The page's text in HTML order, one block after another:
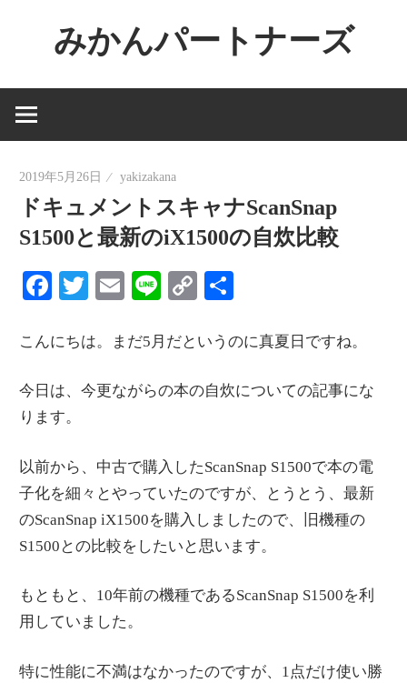
ン
へ
みかんパートナーズ
ー
ジ
ン
ル
で
に
た
い
情
を
世
界
へ
信
2019年5月26日 yakizakana
ドキュメントスキャナScanSnap
S1500と最新のiX1500の自炊比較
Facebook
Twitter
EmailLineCopy
こんにちは。まだ5月だというのに真夏日ですね。
今日は、今更ながらの本の自炊についての記事にな
ります。
以前から、中古で購入したScanSnap S1500で本の電
子化を細々とやっていたのですが、とうとう、最新
のScanSnap iX1500を購入しましたので、旧機種の
S1500との比較をしたいと思います。
もともと、10年前の機種であるScanSnap S1500を利
用していました。
特に性能に不満はなかったのですが、1点だけ使い勝